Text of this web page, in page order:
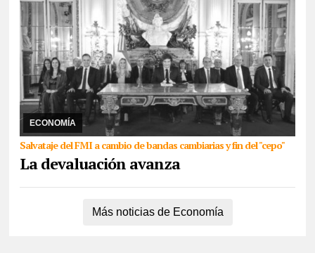
ECONOMÍA
Salvataje del FMI a cambio de bandas cambiarias y fin del "cepo"
La devaluación avanza
12/04/2025
El Gobierno recibirá un paquete de dólares que Milei
celebró por cadena nacional y prometió más ajuste fiscal para
este año. Se levanta el cepo, el m ...
Más noticias de Economía